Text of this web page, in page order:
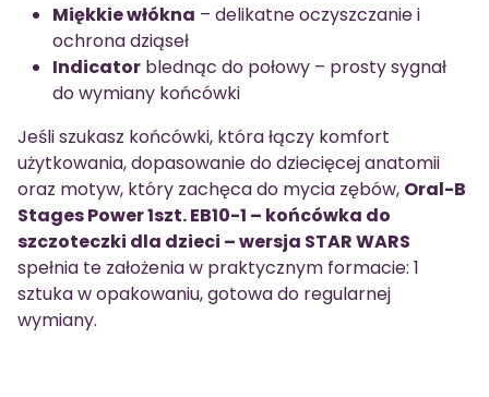
Miękkie włókna – delikatne oczyszczanie i
ochrona dziąseł
Indicator blednąc do połowy – prosty sygnał
do wymiany końcówki
Jeśli szukasz końcówki, która łączy komfort
użytkowania, dopasowanie do dziecięcej anatomii
oraz motyw, który zachęca do mycia zębów, Oral-B
Stages Power 1szt. EB10-1 – końcówka do
szczoteczki dla dzieci – wersja STAR WARS
spełnia te założenia w praktycznym formacie: 1
sztuka w opakowaniu, gotowa do regularnej
wymiany.